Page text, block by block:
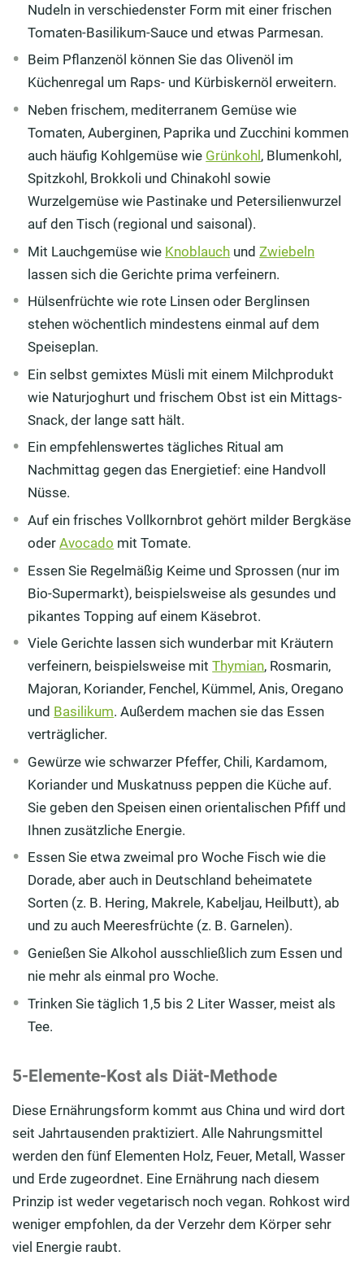
Nudeln in verschiedenster Form mit einer frischen
Tomaten-Basilikum-Sauce und etwas Parmesan.
Beim Pflanzenöl können Sie das Olivenöl im
Küchenregal um Raps- und Kürbiskernöl erweitern.
Neben frischem, mediterranem Gemüse wie
Tomaten, Auberginen, Paprika und Zucchini kommen
auch häufig Kohlgemüse wie Grünkohl , Blumenkohl,
Spitzkohl, Brokkoli und Chinakohl sowie
Wurzelgemüse wie Pastinake und Petersilienwurzel
auf den Tisch (regional und saisonal).
Mit Lauchgemüse wie Knoblauch undZwiebeln
lassen sich die Gerichte prima verfeinern.
Hülsenfrüchte wie rote Linsen oder Berglinsen
stehen wöchentlich mindestens einmal auf dem
Speiseplan.
Ein selbst gemixtes Müsli mit einem Milchprodukt
wie Naturjoghurt und frischem Obst ist ein Mittags-
Snack, der lange satt hält.
Ein empfehlenswertes tägliches Ritual am
Nachmittag gegen das Energietief: eine Handvoll
Nüsse.
Auf ein frisches Vollkornbrot gehört milder Bergkäse
oderAvocado mit Tomate.
Essen Sie Regelmäßig Keime und Sprossen (nur im
Bio-Supermarkt), beispielsweise als gesundes und
pikantes Topping auf einem Käsebrot.
Viele Gerichte lassen sich wunderbar mit Kräutern
verfeinern, beispielsweise mitThymian, Rosmarin,
Majoran, Koriander, Fenchel, Kümmel, Anis, Oregano
und Basilikum. Außerdem machen sie das Essen
verträglicher.
Gewürze wie schwarzer Pfeffer, Chili, Kardamom,
Koriander und Muskatnuss peppen die Küche auf.
Sie geben den Speisen einen orientalischen Pfiff und
Ihnen zusätzliche Energie.
Essen Sie etwa zweimal pro Woche Fisch wie die
Dorade, aber auch in Deutschland beheimatete
Sorten (z. B. Hering, Makrele, Kabeljau, Heilbutt), ab
und zu auch Meeresfrüchte (z. B. Garnelen).
Genießen Sie Alkohol ausschließlich zum Essen und
nie mehr als einmal pro Woche.
Trinken Sie täglich 1,5 bis 2 Liter Wasser, meist als
Tee.
5-Elemente-Kost als Diät-Methode
Diese Ernährungsform kommt aus China und wird dort
seit Jahrtausenden praktiziert. Alle Nahrungsmittel
werden den fünf Elementen Holz, Feuer, Metall, Wasser
und Erde zugeordnet. Eine Ernährung nach diesem
Prinzip ist weder vegetarisch noch vegan. Rohkost wird
weniger empfohlen, da der Verzehr dem Körper sehr
viel Energie raubt.